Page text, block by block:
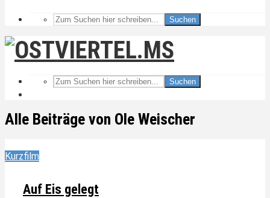
Suchen
Suchen
Alle Beiträge von Ole Weischer
Kurzfilm
Auf Eis gelegt